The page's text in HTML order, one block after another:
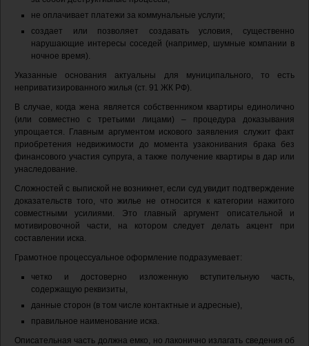
не оплачивает платежи за коммунальные услуги;
создает или позволяет создавать условия, существенно
нарушающие интересы соседей (например, шумные компании в
ночное время).
Указанные основания актуальны для муниципального, то есть
неприватизированного жилья (ст. 91 ЖК РФ).
В случае, когда жена является собственником квартиры единолично
(или совместно с третьими лицами) – процедура доказывания
упрощается. Главным аргументом искового заявления служит факт
приобретения недвижимости до момента узаконивания брака без
финансового участия супруга, а также получение квартиры в дар или
унаследование.
Сложностей с выпиской не возникнет, если суд увидит подтверждение
доказательств того, что жилье не относится к категории нажитого
совместными усилиями. Это главный аргумент описательной и
мотивировочной части, на котором следует делать акцент при
составлении иска.
Грамотное процессуальное оформление подразумевает:
четко и достоверно изложенную вступительную часть,
содержащую реквизиты,
данные сторон (в том числе контактные и адресные),
правильное наименование иска.
Описательная часть должна емко, но лаконично излагать сведения об